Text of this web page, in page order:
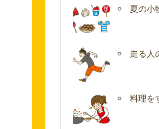
夏の小
走る人
料理を